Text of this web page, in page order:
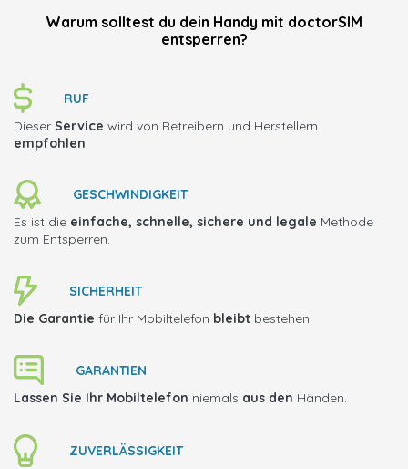
Warum solltest du dein Handy mit doctorSIM
entsperren?
RUF
Dieser Service wird von Betreibern und Herstellern
empfohlen.
GESCHWINDIGKEIT
Es ist die einfache, schnelle, sichere und legale Methode
zum Entsperren.
SICHERHEIT
Die Garantie für Ihr Mobiltelefon bleibt bestehen.
GARANTIEN
Lassen Sie Ihr Mobiltelefon niemals aus den Händen.
ZUVERLÄSSIGKEIT